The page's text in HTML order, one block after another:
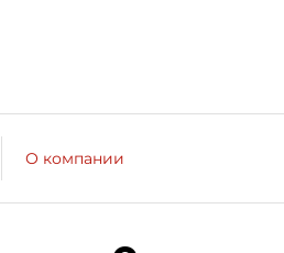
О компании